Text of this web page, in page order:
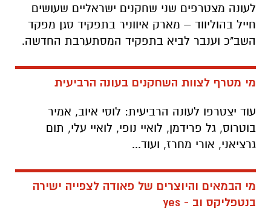
לעונה מצטרפים שני שחקנים ישראליים שעושים
חייל בהוליווד – מארק איווניר בתפקיד סגן מפקד
השב"כ וענבר לביא בתפקיד המסתערבת החדשה.
מי מטרף לצוות השחקנים בעונה הרביעית
עוד יצטרפו לעונה הרביעית: לוסי איוב, אמיר
בוטרוס, גל פרידמן, לואיי נופי, לואיי עלי, תום
גרציאני, אורי מחרז, ועוד...
מי הבמאים והיוצרים של פאודה לצפייה ישירה
בנטפליקס וב - yes